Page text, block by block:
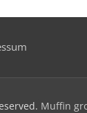
Muffin